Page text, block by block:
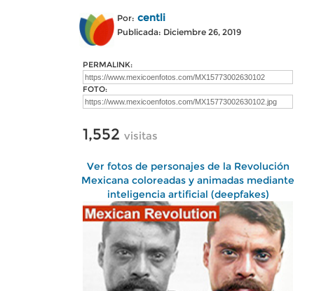
Por: centli
Publicada: Diciembre 26, 2019
PERMALINK:
FOTO:
1,552 visitas
Ver fotos de personajes de la Revolución
Mexicana coloreadas y animadas mediante
inteligencia artificial (deepfakes)